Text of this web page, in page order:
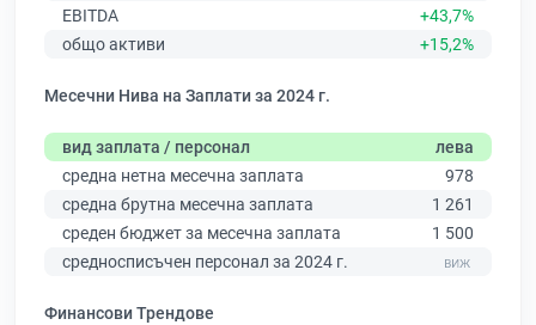
EBITDA
+43,7%
общо активи
+15,2%
Месечни Нива на Заплати за 2024 г.
вид заплата / персонал
лева
средна нетна месечна заплата
978
средна брутна месечна заплата
1 261
среден бюджет за месечна заплата
1 500
средносписъчен персонал за 2024 г.
Финансови Трендове